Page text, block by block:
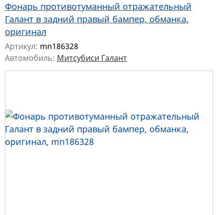
Фонарь противотуманный отражательный
Галант в задний правый бампер, обманка,
оригинал
Артикул: mn186328
Автомобиль: Митсубиси Галант